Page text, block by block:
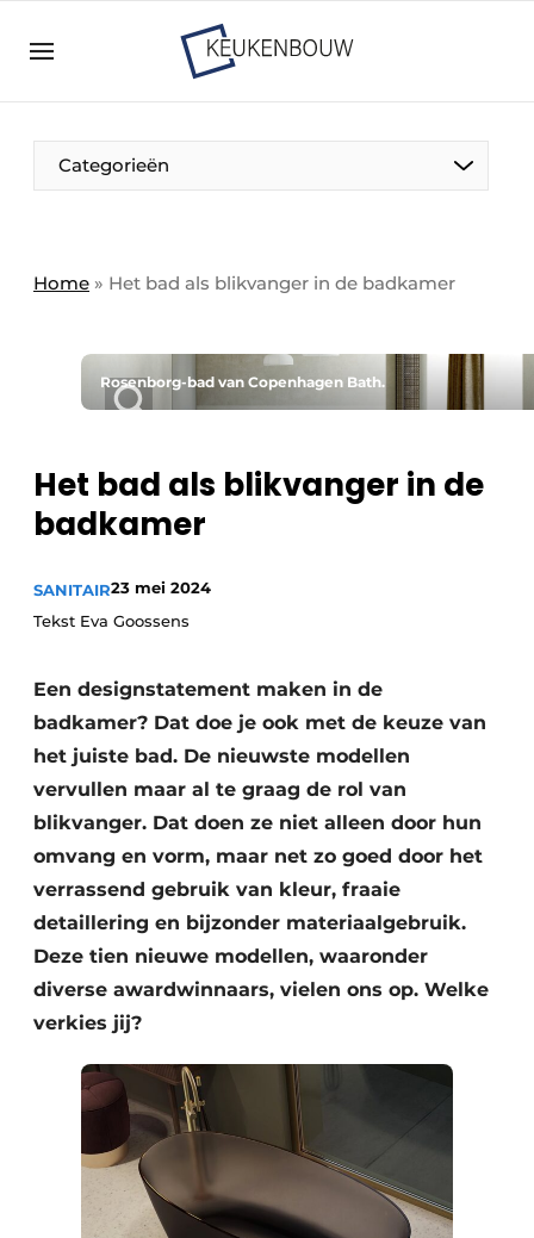
Bedrijven
Bedrijven
Direct contact
Keukenbouw | Platform over design en techniek
in de keuken-, woon-, en badkamerbranche
Vacature aanmelden
Video’s
Categorieën
Home » Het bad als blikvanger in de badkamer
Rosenborg-bad van Copenhagen Bath.
Het bad als blikvanger in de
badkamer
SANITAIR23 mei 2024
Tekst Eva Goossens
Een designstatement maken in de
badkamer? Dat doe je ook met de keuze van
het juiste bad. De nieuwste modellen
vervullen maar al te graag de rol van
blikvanger. Dat doen ze niet alleen door hun
omvang en vorm, maar net zo goed door het
verrassend gebruik van kleur, fraaie
detaillering en bijzonder materiaalgebruik.
Deze tien nieuwe modellen, waaronder
diverse awardwinnaars, vielen ons op. Welke
verkies jij?